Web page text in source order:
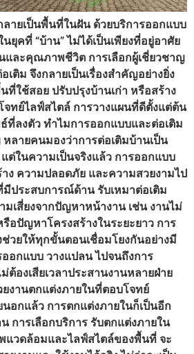
ายเป็นพื้นที่ในฝัน ด้วยบริการออกแบบ
ยุคที่ “บ้าน” ไม่ได้เป็นเพียงที่อยู่อาศัย
ละคุณภาพชีวิต การเลือกผู้เชี่ยวชาญ
ติม จึงกลายเป็นเรื่องสำคัญอย่างยิ่ง
ที่ใช้สอย ปรับปรุงบ้านเก่า หรือสร้าง
ทย์ไลฟ์สไตล์ การวางแผนที่ดีตั้งแต่ต้น
ลงตัว ทำไมการออกแบบและต่อเติม
หลายคนมองว่าการต่อเติมบ้านเป็น
แต่ในความเป็นจริงแล้ว การออกแบบ
ง ความปลอดภัย และความสวยงามไป
ประสบการณ์ด้าน รับเหมาต่อเติม
มเสี่ยงจากปัญหาหน้างาน เช่น งานไม่
อปัญหาโครงสร้างในระยะยาว การ
วยให้ทุกขั้นตอนเชื่อมโยงกันอย่างมี
อกแบบ วางแปลน ไปจนถึงการ
ต้องเสียเวลาประสานงานหลายฝ่าย
งานตกแต่งภายในที่ตอบโจทย์
อกแล้ว การตกแต่งภายในก็เป็นอีก
การเลือกบริการ รับตกแต่งภายใน
แวดล้อมและไลฟ์สไตล์ของพื้นที่ จะ